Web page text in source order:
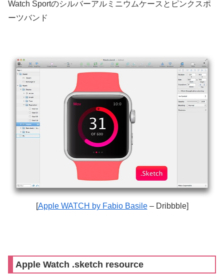
Watch Sportのシルバーアルミニウムケースとピンクスポ
ーツバンド
[Apple WATCH by Fabio Basile– Dribbble]
Apple Watch .sketch resource